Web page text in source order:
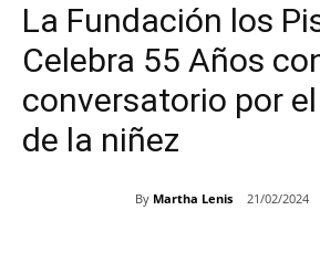
La Fundación los
Celebra 55 Años
conversatorio por
de la niñez
By Martha Lenis 21/02/2024